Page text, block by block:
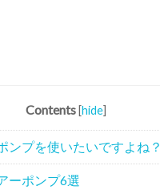
Contents [hide]
ンプを使いたいですよね？
ーポンプ6選